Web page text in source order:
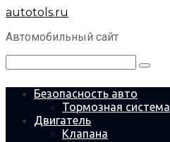
Перейти
контенту
autotols.ru
Автомобильный сайт
Безопасность авто
Тормозная система
Двигатель
Клапана